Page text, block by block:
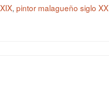
, pintor malagueño siglo XX